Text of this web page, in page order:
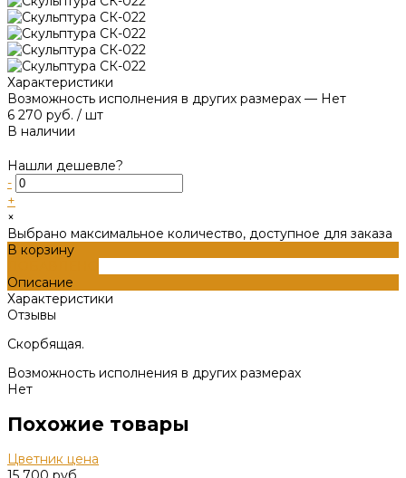
Характеристики
Возможность исполнения в других размерах — Нет
6 270 руб. / шт
В наличии
Нашли дешевле?
-
+
×
Выбрано максимальное количество, доступное для заказа
В корзину
Описание
Характеристики
Отзывы
Скорбящая.
Возможность исполнения в других размерах
Нет
Похожие товары
Цветник цена